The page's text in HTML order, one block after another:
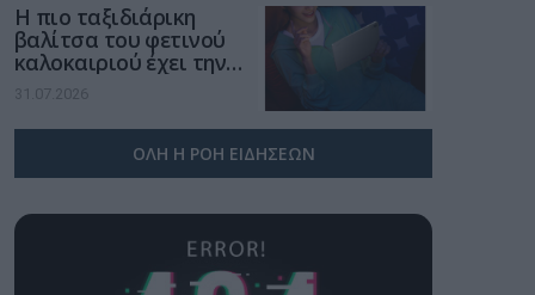
Η πιο ταξιδιάρικη
βαλίτσα του φετινού
καλοκαιριού έχει την
υπογραφή της Xiaomi
31.07.2026
ΟΛΗ Η ΡΟΗ ΕΙΔΗΣΕΩΝ